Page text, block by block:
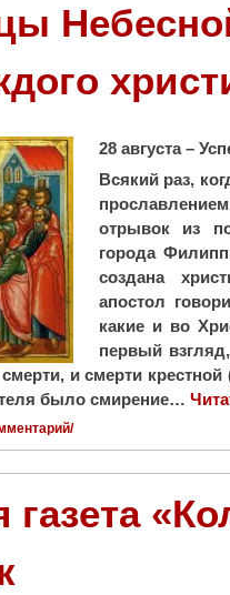
28 августа –
Всякий раз,
отрывок из
города
создана
апостол
какие и во
первый
и смерти крестной
было смирение…
газета